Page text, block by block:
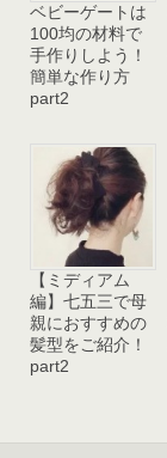
ベビーゲートは
100均の材料で
手作りしよう！
簡単な作り方
part2
【ミディアム
編】七五三で母
親におすすめの
髪型をご紹介！
part2